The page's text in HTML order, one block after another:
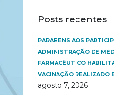
Posts recentes
PARABÉNS AOS
ADMINISTRAÇÃO DE
FARMACÊUTICO
VACINAÇÃO REALIZADO
agosto 7, 2026